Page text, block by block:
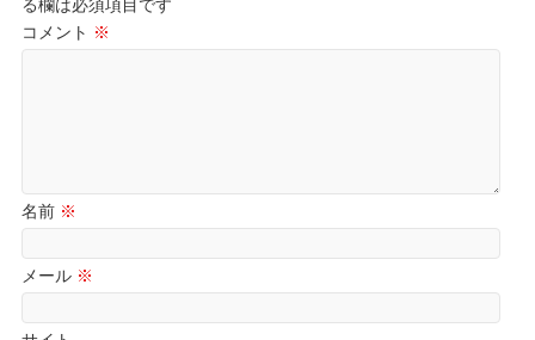
る欄は必須項目です
コメント ※
名前 ※
メール ※